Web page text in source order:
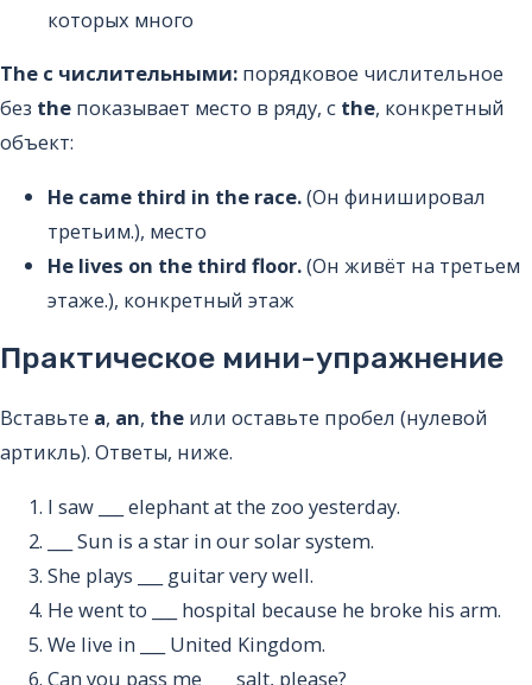
которых много
The с числительными: порядковое числительное
без the показывает место в ряду, с the, конкретный
объект:
He came third in the race.(Он финишировал
третьим.), место
He lives on the third floor.(Он живёт на третьем
этаже.), конкретный этаж
Практическое мини-упражнение
Вставьте a, an, the или оставьте пробел (нулевой
артикль). Ответы, ниже.
I saw ___ elephant at the zoo yesterday.
___ Sun is a star in our solar system.
She plays ___ guitar very well.
He went to ___ hospital because he broke his arm.
We live in ___ United Kingdom.
Can you pass me ___ salt, please?